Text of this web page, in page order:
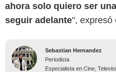
ahora solo quiero ser
seguir adelante", expresó
Sebastian Hernandez
Periodista
Especialista en Cine,